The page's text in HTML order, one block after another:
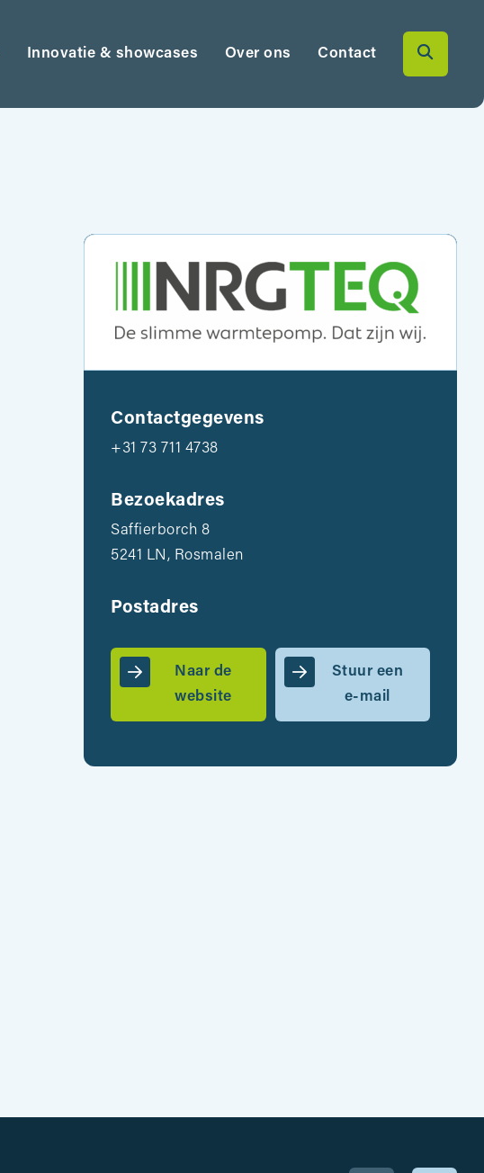
Innovatie & showcases Over ons Contact
Contactgegevens
+31 73 711 4738
Bezoekadres
Saffierborch 8
5241 LN, Rosmalen
Postadres
Naar de
website
Stuur een
e-mail